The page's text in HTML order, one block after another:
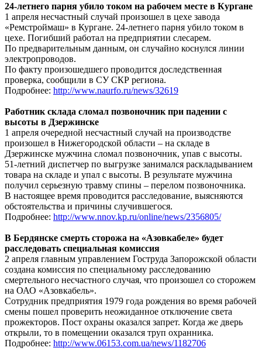
24-летнего парня убило током на рабочем месте в Кургане
1 апреля несчастный случай произошел в цехе завода
«Ремстроймаш» в Кургане. 24-летнего парня убило током в
цехе. Погибший работал на предприятии слесарем.
По предварительным данным, он случайно коснулся линии
электропроводов.
По факту произошедшего проводится доследственная
проверка, сообщили в СУ СКР региона.
Подробнее: http://www.naurfo.ru/news/32619
Работник склада сломал позвоночник при падении с
высоты в Дзержинске
1 апреля очередной несчастный случай на производстве
произошел в Нижегородской области – на складе в
Дзержинске мужчина сломал позвоночник, упав с высоты.
51-летний диспетчер по выгрузке занимался раскладыванием
товара на складе и упал с высоты. В результате мужчина
получил серьезную травму спины – перелом позвоночника.
В настоящее время проводится расследование, выясняются
обстоятельства и причины случившегося.
Подробнее: http://www.nnov.kp.ru/online/news/2356805/
В Бердянске смерть сторожа на «Азовкабеле» будет
расследовать специальная комиссия
2 апреля главным управлением Гоструда Запорожской области
создана комиссия по специальному расследованию
смертельного несчастного случая, что произошел со сторожем
на ОАО «Азовкабель».
Сотрудник предприятия 1979 года рождения во время рабочей
смены пошел проверить неожиданное отключение света
прожекторов. Пост охраны оказался запрет. Когда же дверь
открыли, то в помещении оказался труп охранника.
Подробнее: http://www.06153.com.ua/news/1182706